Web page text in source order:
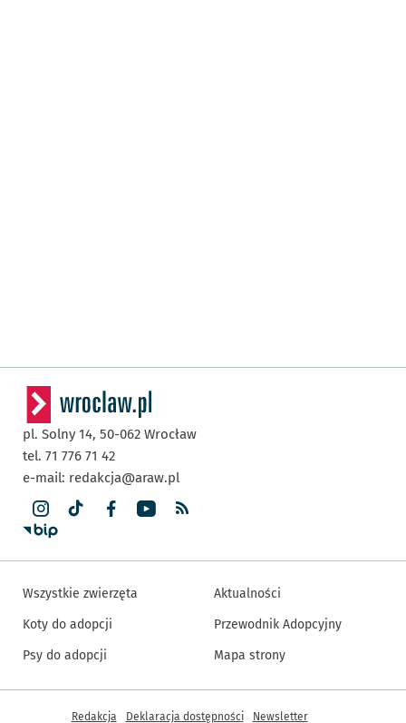
pl. Solny 14, 50-062 Wrocław
tel. 71 776 71 42
e-mail: redakcja@araw.pl
Wszystkie zwierzęta
Koty do adopcji
Psy do adopcji
Aktualności
Przewodnik Adopcyjny
Mapa strony
Inne informacje
Redakcja Deklaracja dostępności Newsletter